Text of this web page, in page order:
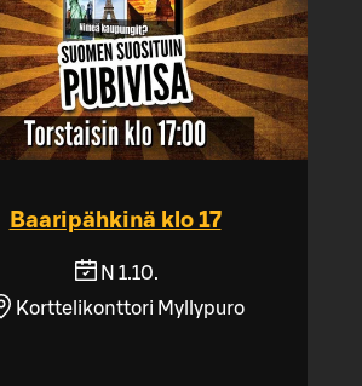
Baaripähkinä klo 17
N 1.10.
Korttelikonttori Myllypuro